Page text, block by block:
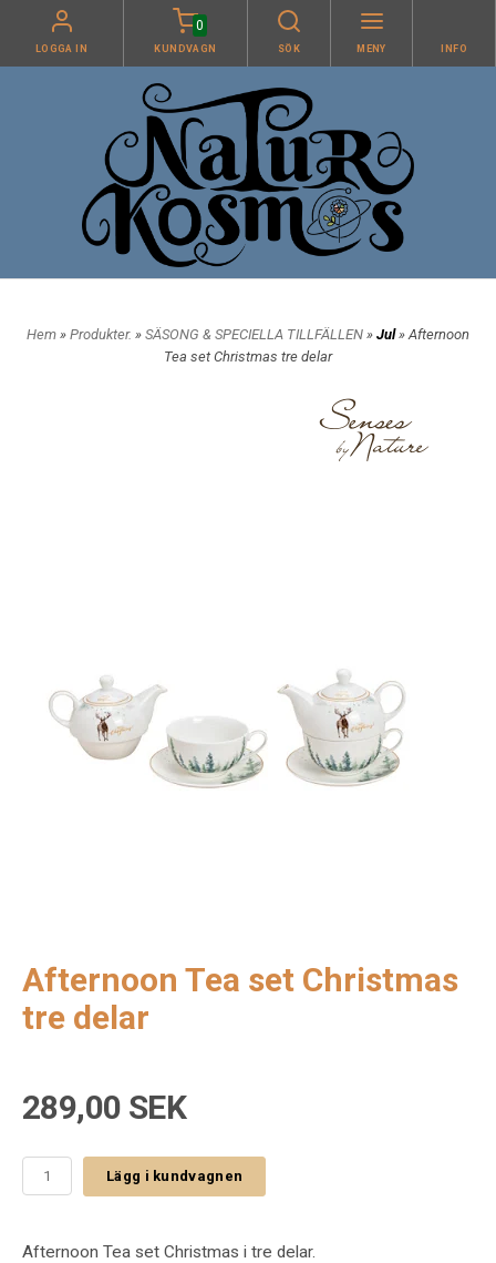
LOGGA IN
0
KUNDVAGN SÖK MENY INFO
Hem » Produkter. » SÄSONG & SPECIELLA TILLFÄLLEN » Jul» Afternoon
Tea set Christmas tre delar
Afternoon Tea set Christmas
tre delar
289,00 SEK
Lägg i kundvagnen
Afternoon Tea set Christmas i tre delar.